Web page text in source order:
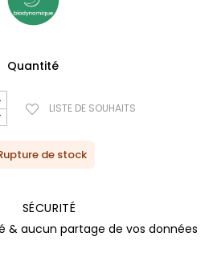
(2 avis)
Quantité
LISTE DE SOUHAITS
de stock
SÉCURITÉ
& aucun partage de vos données